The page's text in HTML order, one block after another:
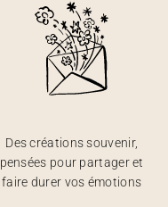
Des créations souvenir,
pensées pour partager et
faire durer vos émotions